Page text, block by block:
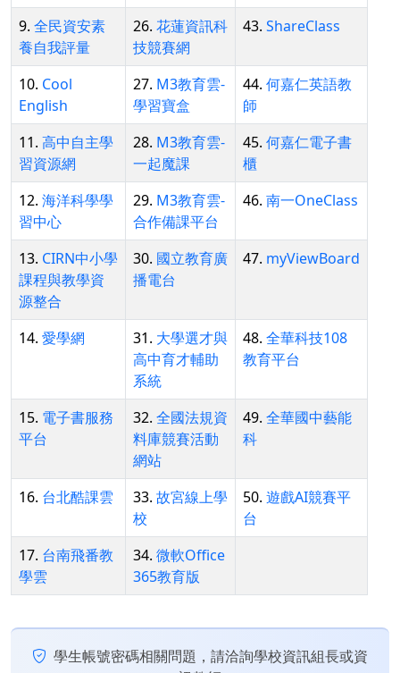
9. 全民資安素
養自我評量
26. 花蓮資訊科
技競賽網
43. ShareClass
10. Cool
English
27. M3教育雲-
學習寶盒
44. 何嘉仁英語教
師
11. 高中自主學
習資源網
28. M3教育雲-
一起魔課
45. 何嘉仁電子書
櫃
12. 海洋科學學
習中心
29. M3教育雲-
合作備課平台
46. 南一OneClass
13. CIRN中小學
課程與教學資
源整合
30. 國立教育廣
播電台
47. myViewBoard
14. 愛學網 31. 大學選才與
高中育才輔助
系統
48. 全華科技108
教育平台
15. 電子書服務
平台
32. 全國法規資
料庫競賽活動
網站
49. 全華國中藝能
科
16. 台北酷課雲 33. 故宮線上學
校
50. 遊戲AI競賽平
台
17. 台南飛番教
學雲
34. 微軟Office
365教育版
學生帳號密碼相關問題，請洽詢學校資訊組長或資